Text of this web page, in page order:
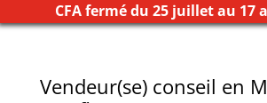
CFA fermé du 25 juillet au 17
Vendeur(se) conseil en